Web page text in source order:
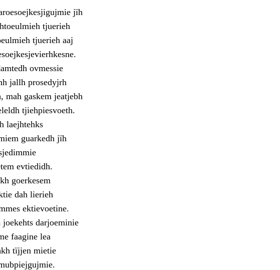
jïh
tjuerieh
tjuerieh aaj
ovmessie
jallh prosedyjrh
mah gaskem jeatjebh
tjiehpiesvoeth.
laejhtehks
guarkedh jïh
evtiedidh.
goerkesem
dah lierieh
ektievoetine.
darjoeminie
faagine lea
tïjjen mietie